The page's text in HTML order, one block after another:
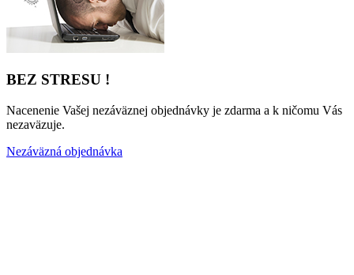
BEZ STRESU !
Nacenenie Vašej nezáväznej objednávky je zdarma a k ničomu Vás
nezaväzuje.
Nezáväzná objednávka